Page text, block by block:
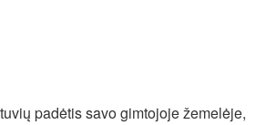
padėtis savo gimtojoje žemelėje,